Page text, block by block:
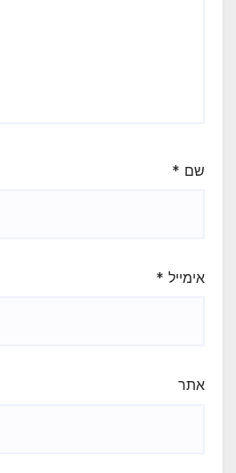
שם *
אימייל *
אתר